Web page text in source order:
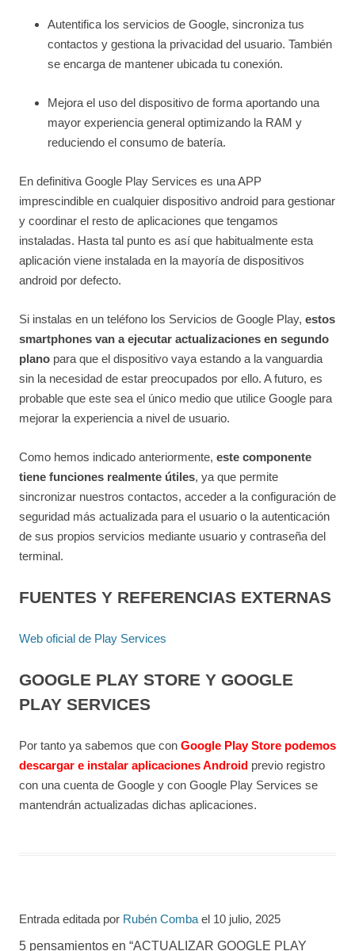
Autentifica los servicios de Google, sincroniza tus
contactos y gestiona la privacidad del usuario. También
se encarga de mantener ubicada tu conexión.
Mejora el uso del dispositivo de forma aportando una
mayor experiencia general optimizando la RAM y
reduciendo el consumo de batería.
En definitiva Google Play Services es una APP
imprescindible en cualquier dispositivo android para gestionar
y coordinar el resto de aplicaciones que tengamos
instaladas. Hasta tal punto es así que habitualmente esta
aplicación viene instalada en la mayoría de dispositivos
android por defecto.
Si instalas en un teléfono los Servicios de Google Play, estos
smartphones van a ejecutar actualizaciones en segundo
plano para que el dispositivo vaya estando a la vanguardia
sin la necesidad de estar preocupados por ello. A futuro, es
probable que este sea el único medio que utilice Google para
mejorar la experiencia a nivel de usuario.
Como hemos indicado anteriormente, este componente
tiene funciones realmente útiles, ya que permite
sincronizar nuestros contactos, acceder a la configuración de
seguridad más actualizada para el usuario o la autenticación
de sus propios servicios mediante usuario y contraseña del
terminal.
FUENTES Y REFERENCIAS EXTERNAS
Web oficial de Play Services
GOOGLE PLAY STORE Y GOOGLE
PLAY SERVICES
Por tanto ya sabemos que con Google Play Store podemos
descargar e instalar aplicaciones Android previo registro
con una cuenta de Google y con Google Play Services se
mantendrán actualizadas dichas aplicaciones.
Entrada editada por Rubén Comba el 10 julio, 2025
5 pensamientos en “ACTUALIZAR GOOGLE PLAY